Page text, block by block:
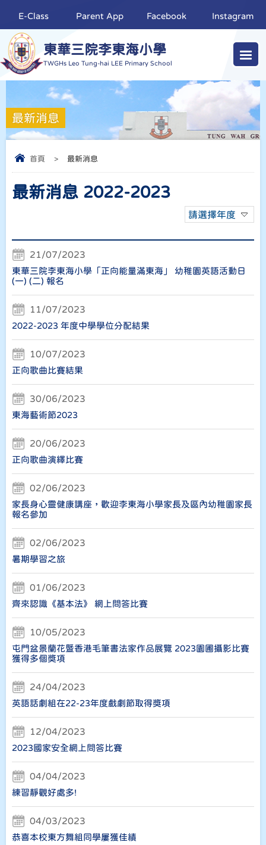
東華三院李東海小學
TWGHs Leo Tung-hai LEE Primary School
E-Class Parent App Facebook Instagram
最新消息
首頁 > 最新消息
最新消息 2022-2023
請選擇年度
21/07/2023
東華三院李東海小學「正向能量滿東海」 幼稚園英語活動日
(一) (二) 報名
11/07/2023
2022-2023 年度中學學位分配結果
10/07/2023
正向歌曲比賽結果
30/06/2023
東海藝術節2023
20/06/2023
正向歌曲演繹比賽
02/06/2023
家長身心靈健康講座，歡迎李東海小學家長及區內幼稚園家長
報名參加
02/06/2023
暑期學習之旅
01/06/2023
齊來認識《基本法》 網上問答比賽
10/05/2023
屯門盆景蘭花暨香港毛筆書法家作品展覽 2023園圃攝影比賽
獲得多個獎項
24/04/2023
英語話劇組在22-23年度戲劇節取得獎項
12/04/2023
2023國家安全網上問答比賽
04/04/2023
練習靜觀好處多!
04/03/2023
恭喜本校東方舞組同學屢獲佳績